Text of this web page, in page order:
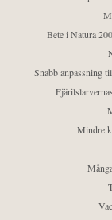
Bete i Natura
Snabb anpassning
Mindre